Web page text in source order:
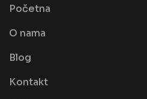
Početna
O nama
Blog
Kontakt